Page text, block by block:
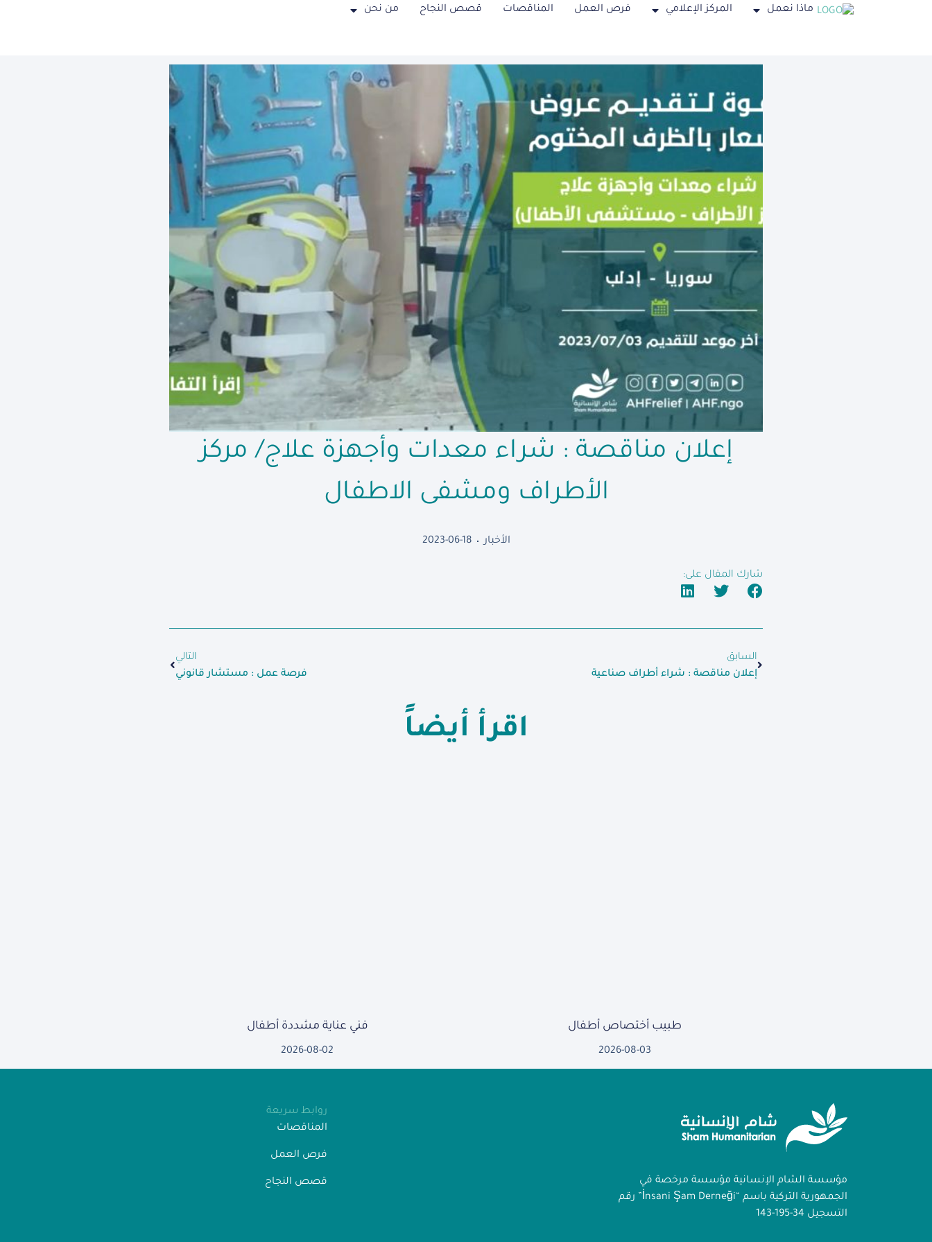
ماذا نعمل المركز الإعلامي فرص العمل المناقصات قصص النجاح من نحن
إعلان مناقصة : شراء معدات وأجهزة علاج/ مركز
الأطراف ومشفى الاطفال
الأخبار 2023-06-18
شارك المقال على:
السابق
إعلان مناقصة : شراء أطراف صناعية
التالي
فرصة عمل : مستشار قانوني
اقرأ أيضاً
طبيب أختصاص أطفال
2026-08-03
فني عناية مشددة أطفال
2026-08-02
مؤسسة الشام الإنسانية مؤسسة مرخصة في
الجمهورية التركية باسم “İnsani Şam Derneği” رقم
التسجيل 34-195-143
روابط سريعة
المناقصات
فرص العمل
قصص النجاح